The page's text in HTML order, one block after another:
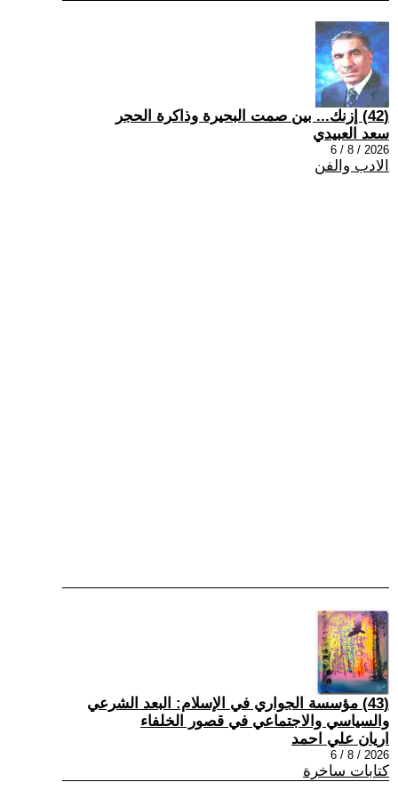
(42) إزنك... بين صمت البحيرة وذاكرة الحجر
سعد العبيدي
2026 / 8 / 6
الادب والفن
(43) مؤسسة الجواري في الإسلام: البعد الشرعي
والسياسي والاجتماعي في قصور الخلفاء
اريان علي احمد
2026 / 8 / 6
كتابات ساخرة